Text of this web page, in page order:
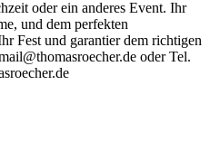
oder ein anderes Event. Ihr
und dem perfekten
Fest und garantier dem richtigen
oder Tel.